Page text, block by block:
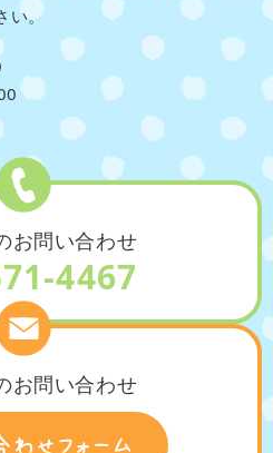
い。
お問い合わせ
4467
お問い合わせ